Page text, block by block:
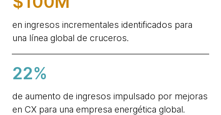
en ingresos incrementales identificados para
una línea global de cruceros.
22%
de aumento de ingresos impulsado por mejoras
en CX para una empresa energética global.